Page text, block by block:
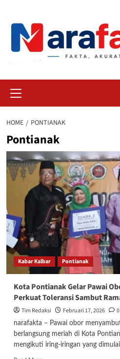
content
Menu
HOME PONTIANAK
Pontianak
Kabar Kalbar Pontianak
Kota Pontianak Gelar Pawai
Perkuat Toleransi Sambut
Tim Redaksi Februari 17, 2026 0
narafakta – Pawai obor
berlangsung meriah di Kota
mengikuti iring-iringan yang